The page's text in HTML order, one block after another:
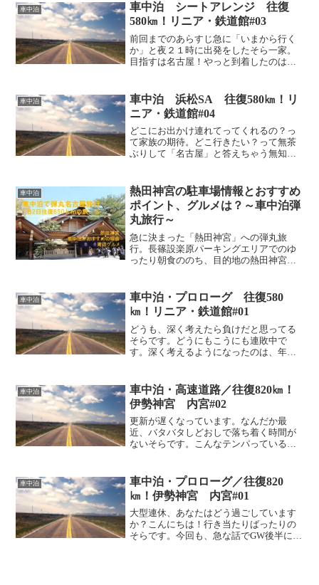
車中泊
車中泊 シートアレンジ 往復
580㎞！リニア・鉄道館#03
前回までのあらすじ急に「いまから行く
か」と夜２１時に出発をしたそら一家。
目指すは名古屋！やっと到着したのは浜
アレンジ。こどもたちはすでに夢の中。
ママさんもまぶたがすでに...
車中泊
車中泊 浜松SA 往復580㎞！リ
ニア・鉄道館#04
どこにお出かけ連れてってくれるの？っ
て家族の期待。どこ行きたい？って無茶
ぶりして「名古屋」と答えちゃう無知な
Ａまで来たそら一家。さて、今日はちゃ
んと「リニア・鉄道館」を...
車中泊
熱田神宮の駐車場情報とおすすめ
ポイント、グルメは？～車中泊弾
丸旅行～
急に決まった「熱田神宮」への弾丸旅
行。長篠設楽原パーキングエリアでのゆ
ったり朝食ののち、目的地の熱田神宮へ
ど、車中泊で向かったからこそ楽しめる
おすすめ情報、そして熱田神...
車中泊
車中泊・プロローグ 往復580
㎞！リニア・鉄道館#01
どうも、深く考えたら負けだと思ってる
そらです。どうにもこうにも連敗中で
す。深く考えるようになったのは、年の
す。そらは非日常が大好きです。大好き
を超えて、非日常を日常にし...
車中泊
車中泊・高速道路／往復820㎞！
伊勢神宮 内宮#02
更新が遅くなっています。なんだか最
近、バタバタしどおしで落ち着く時間が
ないそらです。こんなテンパっている状
ぜだかたどり着いちゃったあなたは、前
の記事から読んでみてね。車...
車中泊
車中泊・プロローグ／往復820
㎞！伊勢神宮 内宮#01
大型連休、あなたはどう過ごしています
か？こんにちは！行き当たりばったりの
そらです。今回も、急な話でGW後半に長